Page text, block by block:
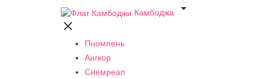
Камбоджа


Пномпень
Ангкор
Сиемреап